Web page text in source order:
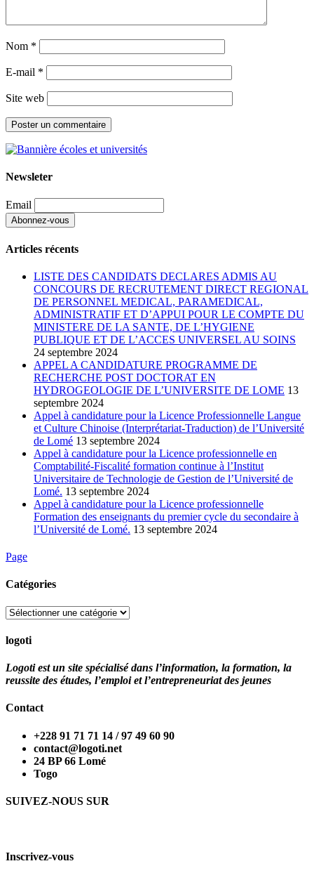
Nom *
E-mail *
Site web
Newsleter
Email
Articles récents
LISTE DES CANDIDATS DECLARES ADMIS AU
CONCOURS DE RECRUTEMENT DIRECT REGIONAL
DE PERSONNEL MEDICAL, PARAMEDICAL,
ADMINISTRATIF ET D’APPUI POUR LE COMPTE DU
MINISTERE DE LA SANTE, DE L’HYGIENE
PUBLIQUE ET DE L’ACCES UNIVERSEL AU SOINS
24 septembre 2024
APPEL A CANDIDATURE PROGRAMME DE
RECHERCHE POST DOCTORAT EN
HYDROGEOLOGIE DE L’UNIVERSITE DE LOME 13
septembre 2024
Appel à candidature pour la Licence Professionnelle Langue
et Culture Chinoise (Interprétariat-Traduction) de l’Université
de Lomé 13 septembre 2024
Appel à candidature pour la Licence professionnelle en
Comptabilité-Fiscalité formation continue à l’Institut
Universitaire de Technologie de Gestion de l’Université de
Lomé. 13 septembre 2024
Appel à candidature pour la Licence professionnelle
Formation des enseignants du premier cycle du secondaire à
l’Université de Lomé. 13 septembre 2024
Page
Catégories
Catégories
logoti
Logoti est un site spécialisé dans l’information, la formation, la
reussite des études, l’emploi et l’entrepreneuriat des jeunes
Contact
+228 91 71 71 14 / 97 49 60 90
contact@logoti.net
24 BP 66 Lomé
Togo
SUIVEZ-NOUS SUR
Inscrivez-vous